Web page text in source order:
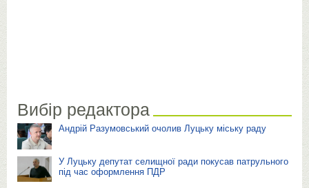
Вибір редактора
Андрій Разумовський очолив Луцьку міську раду
У Луцьку депутат селищної ради покусав патрульного
під час оформлення ПДР